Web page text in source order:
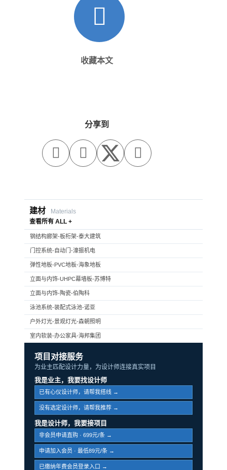
收藏本文
分享到
  
建材
Materials
查看所有 ALL +
钢结构廊架-板桁架-泰大建筑
门控系统-自动门-濠振机电
弹性地板-PVC地板-海象地板
立面与内饰-UHPC幕墙板-苏博特
立面与内饰-陶瓷-伯陶科
泳池系统-装配式泳池-诺亚
户外灯光-景观灯光-森朝照明
室内软装-办公家具-海邦集团
项目对接服务
为业主匹配设计力量，为设计师连接真实项目
我是业主，我要找设计师
已有心仪设计师，请帮我搭线 →
没有选定设计师，请帮我推荐 →
我是设计师，我要接项目
非会员申请直购 · 699元/条 →
申请加入会员 · 最低89元/条 →
已缴纳年费会员登录入口 →